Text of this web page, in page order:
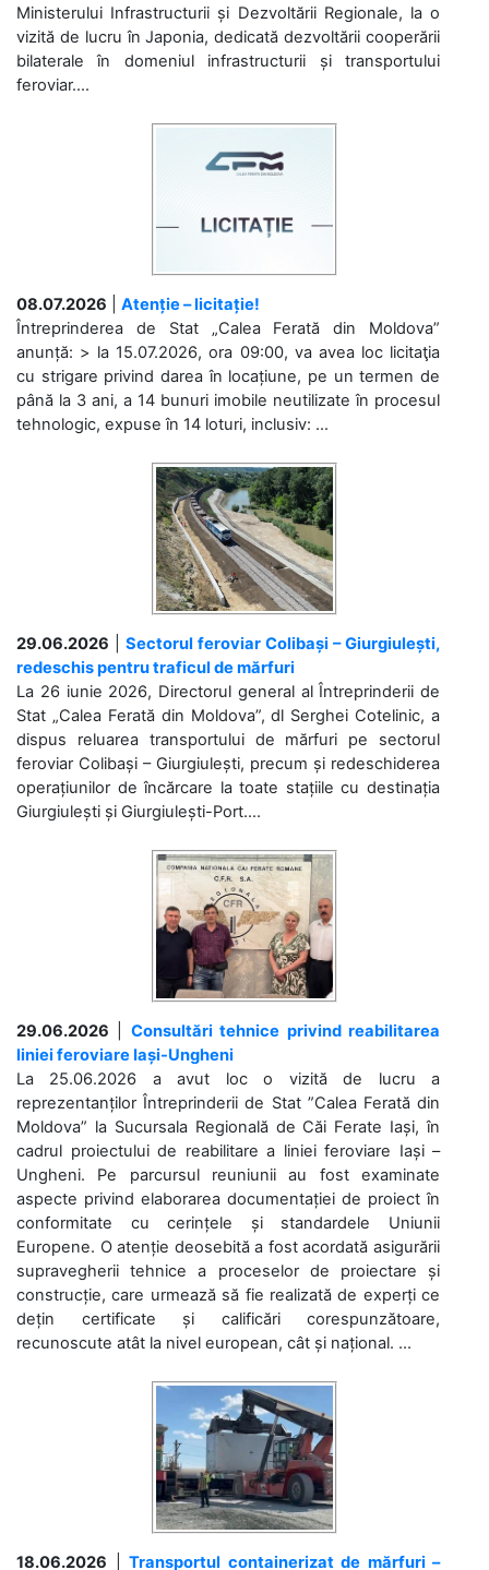
Ministerului Infrastructurii și Dezvoltării Regionale, la o
vizită de lucru în Japonia, dedicată dezvoltării cooperării
bilaterale în domeniul infrastructurii și transportului
feroviar....
08.07.2026
Atenție – licitație!
Întreprinderea de Stat „Calea Ferată din Moldova”
anunță: > la 15.07.2026, ora 09:00, va avea loc licitaţia
cu strigare privind darea în locațiune, pe un termen de
până la 3 ani, a 14 bunuri imobile neutilizate în procesul
tehnologic, expuse în 14 loturi, inclusiv: ...
29.06.2026
Sectorul feroviar Colibași – Giurgiulești,
redeschis pentru traficul de mărfuri
La 26 iunie 2026, Directorul general al Întreprinderii de
Stat „Calea Ferată din Moldova”, dl Serghei Cotelinic, a
dispus reluarea transportului de mărfuri pe sectorul
feroviar Colibași – Giurgiulești, precum și redeschiderea
operațiunilor de încărcare la toate stațiile cu destinația
Giurgiulești și Giurgiulești-Port....
29.06.2026
Consultări tehnice privind reabilitarea
liniei feroviare Iași-Ungheni
La 25.06.2026 a avut loc o vizită de lucru a
reprezentanților Întreprinderii de Stat ”Calea Ferată din
Moldova” la Sucursala Regională de Căi Ferate Iași, în
cadrul proiectului de reabilitare a liniei feroviare Iași –
Ungheni. Pe parcursul reuniunii au fost examinate
aspecte privind elaborarea documentației de proiect în
conformitate cu cerințele și standardele Uniunii
Europene. O atenție deosebită a fost acordată asigurării
supravegherii tehnice a proceselor de proiectare și
construcție, care urmează să fie realizată de experți ce
dețin certificate și calificări corespunzătoare,
recunoscute atât la nivel european, cât și național. ...
18.06.2026 Transportul containerizat de mărfuri –